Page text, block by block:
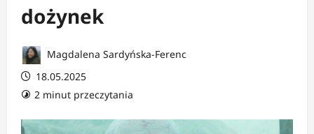
dożynek
Magdalena Sardyńska-Ferenc
18.05.2025
2 minut przeczytania